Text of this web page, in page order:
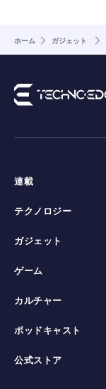
ホーム ガジェット
連載
テクノロジー
ガジェット
ゲーム
カルチャー
ポッドキャスト
公式ストア